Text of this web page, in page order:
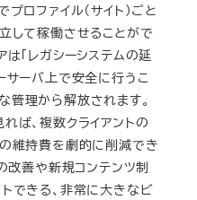
ロファイル（サイト）ごと
して稼働させることがで
は「レガシーシステムの延
サーバ上で安全に行うこ
管理から解放されます。
ば、複数クライアントの
維持費を劇的に削減でき
改善や新規コンテンツ制
できる、非常に大きなビ